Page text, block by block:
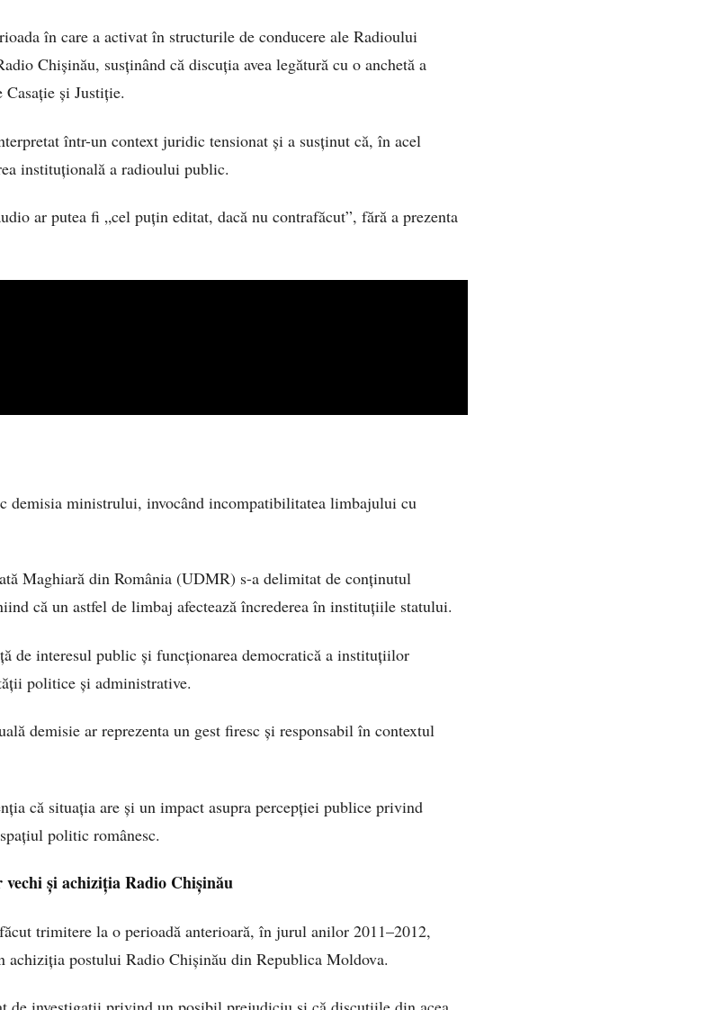
în care a activat în structurile de conducere ale Radioului
Chișinău, susținând că discuția avea legătură cu o anchetă a
și Justiție.
într-un context juridic tensionat și a susținut că, în acel
instituțională a radioului public.
ar putea fi „cel puțin editat, dacă nu contrafăcut”, fără a prezenta
demisia ministrului, invocând incompatibilitatea limbajului cu
Maghiară din România (UDMR) s-a delimitat de conținutul
că un astfel de limbaj afectează încrederea în instituțiile statului.
de interesul public și funcționarea democratică a instituțiilor
politice și administrative.
demisie ar reprezenta un gest firesc și responsabil în contextul
că situația are și un impact asupra percepției publice privind
politic românesc.
și achiziția Radio Chișinău
trimitere la o perioadă anterioară, în jurul anilor 2011–2012,
achiziția postului Radio Chișinău din Republica Moldova.